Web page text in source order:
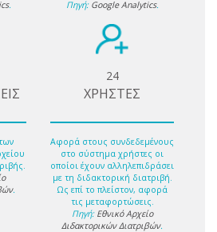
.
Πηγή: Google Analytics.
.
24
ΧΡΗΣΤΕΣ
Αφορά στους συνδεδεμένους
στο σύστημα χρήστες οι
οποίοι έχουν αλληλεπιδράσει
με τη διδακτορική διατριβή.
Ως επί το πλείστον, αφορά
τις μεταφορτώσεις.
Πηγή: Εθνικό Αρχείο
Διδακτορικών Διατριβών.